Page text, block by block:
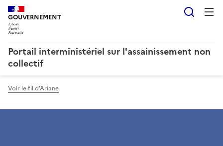
GOUVERNEMENT
Portail interministériel sur l'assainissement non
collectif
Voir le fil d'Ariane